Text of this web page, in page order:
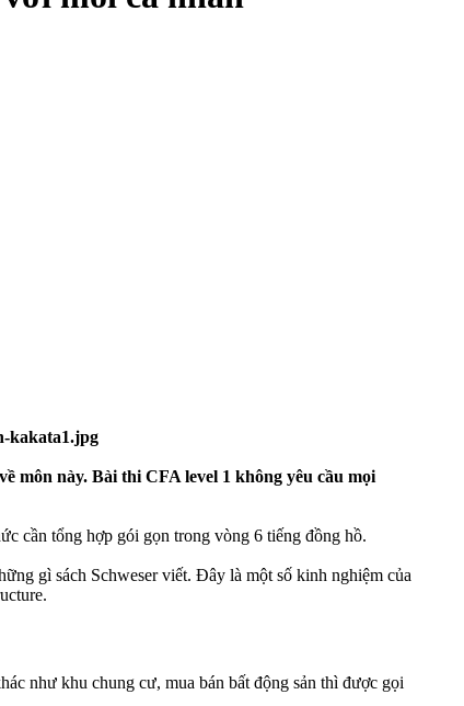
môn này. Bài thi CFA level 1 không yêu cầu mọi
cần tổng hợp gói gọn trong vòng 6 tiếng đồng hồ.
gì sách Schweser viết. Đây là một số kinh nghiệm của
như khu chung cư, mua bán bất động sản thì được gọi